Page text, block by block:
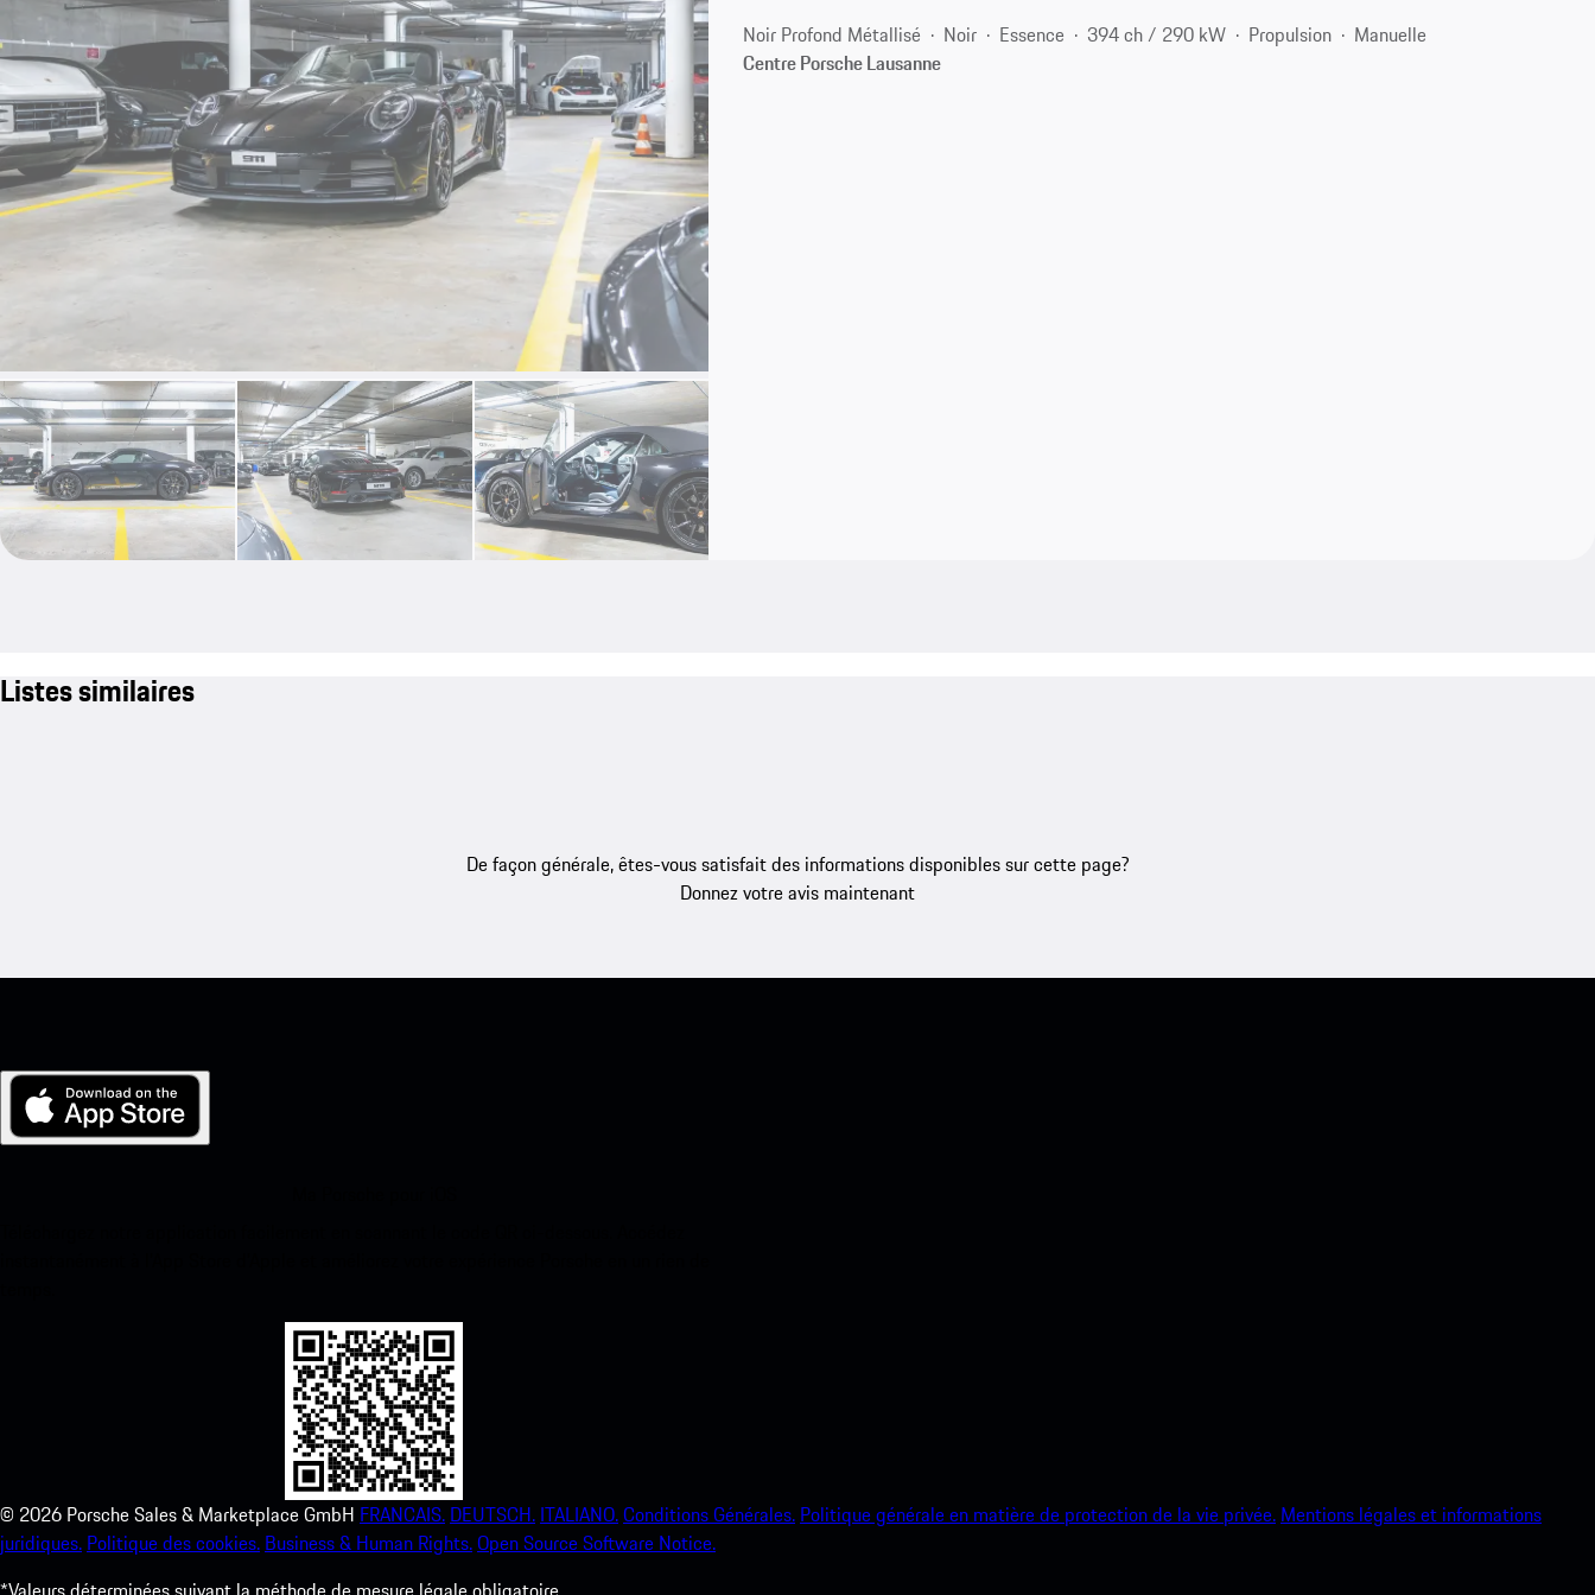
Noir Profond Métallisé Noir Essence 394 ch / 290 kW Propulsion
Manuelle
Centre Porsche Lausanne
Listes similaires
De façon générale, êtes-vous satisfait des informations disponibles sur cette page?
Donnez votre avis maintenant
© 2026 Porsche Sales & Marketplace GmbH FRANCAIS. DEUTSCH. ITALIANO.Conditions Générales. Politique générale en matière de protection de la vie privée. Mentions légales et informations
juridiques. Politique des cookies. Business & Human Rights.Open Source Software Notice.